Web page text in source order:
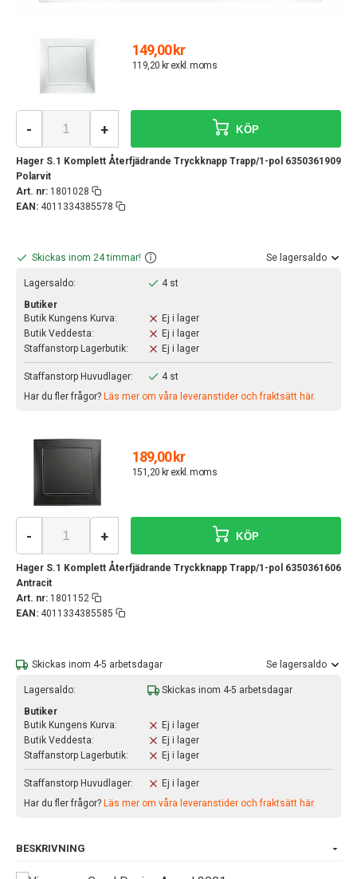
149,00 kr
119,20 kr exkl. moms
Hager S.1 Komplett Återfjädrande Tryckknapp Trapp/1-pol 6350361909
Polarvit
Art. nr: 1801028
EAN: 4011334385578
- + KÖP
Skickas inom 24 timmar! Se lagersaldo
Lagersaldo:
4 st
Butiker
Butik Kungens Kurva:
Ej i lager
Butik Veddesta:
Ej i lager
Staffanstorp Lagerbutik:
Ej i lager
Staffanstorp Huvudlager:
4 st
Har du fler frågor? Läs mer om våra leveranstider och fraktsätt här.
189,00 kr
151,20 kr exkl. moms
Hager S.1 Komplett Återfjädrande Tryckknapp Trapp/1-pol 6350361606
Antracit
Art. nr: 1801152
EAN: 4011334385585
- + KÖP
Skickas inom 4-5 arbetsdagar Se lagersaldo
Lagersaldo:
Skickas inom 4-5 arbetsdagar
Butiker
Butik Kungens Kurva:
Ej i lager
Butik Veddesta:
Ej i lager
Staffanstorp Lagerbutik:
Ej i lager
Staffanstorp Huvudlager:
Ej i lager
Har du fler frågor? Läs mer om våra leveranstider och fraktsätt här.
BESKRIVNING